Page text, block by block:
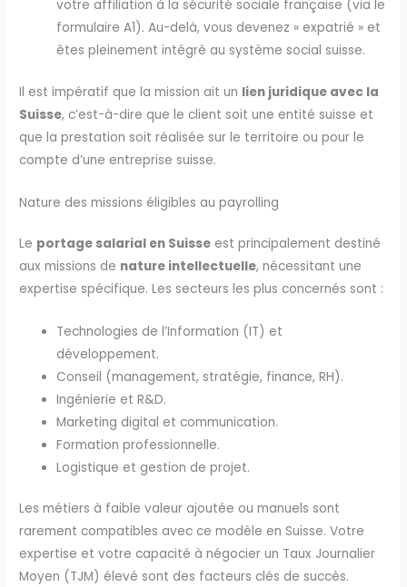
votre affiliation à la sécurité sociale française (via le
formulaire A1). Au-delà, vous devenez « expatrié » et
êtes pleinement intégré au système social suisse.
Il est impératif que la mission ait un lien juridique avec la
Suisse, c’est-à-dire que le client soit une entité suisse et
que la prestation soit réalisée sur le territoire ou pour le
compte d’une entreprise suisse.
Nature des missions éligibles au payrolling
Le portage salarial en Suisse est principalement destiné
aux missions de nature intellectuelle, nécessitant une
expertise spécifique. Les secteurs les plus concernés sont :
Technologies de l’Information (IT) et
développement.
Conseil (management, stratégie, finance, RH).
Ingénierie et R&D.
Marketing digital et communication.
Formation professionnelle.
Logistique et gestion de projet.
Les métiers à faible valeur ajoutée ou manuels sont
rarement compatibles avec ce modèle en Suisse. Votre
expertise et votre capacité à négocier un Taux Journalier
Moyen (TJM) élevé sont des facteurs clés de succès.